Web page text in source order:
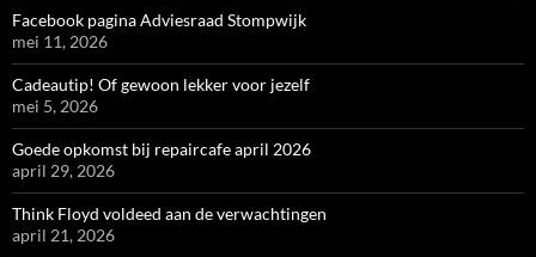
Facebook pagina Adviesraad Stompwijk
mei 11, 2026
Cadeautip! Of gewoon lekker voor jezelf
mei 5, 2026
Goede opkomst bij repaircafe april 2026
april 29, 2026
Think Floyd voldeed aan de verwachtingen
april 21, 2026